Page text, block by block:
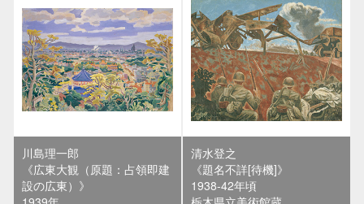
川島理一郎
《広東大観（原題：占領即建
設の広東）》
清水登之
《題名不詳[待機]》
1938-42年頃